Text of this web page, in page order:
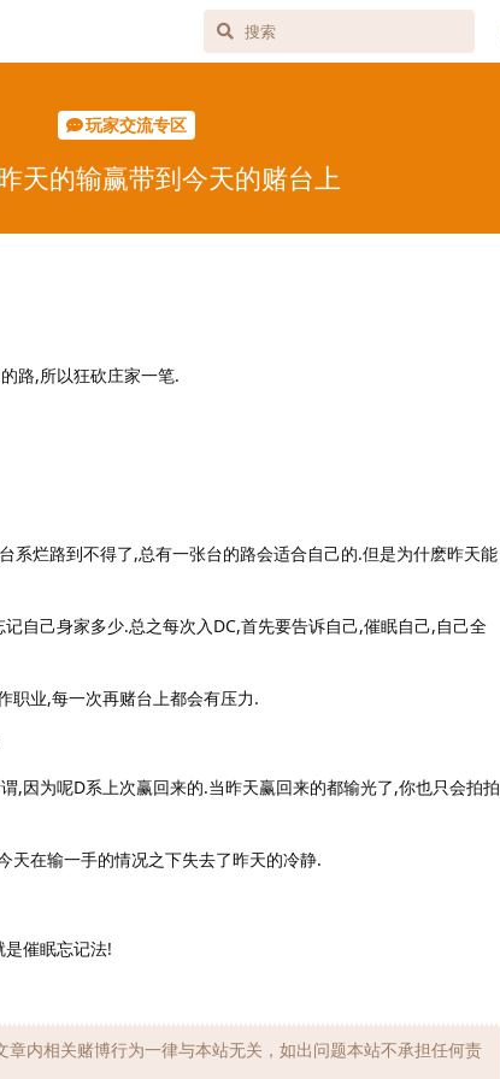
玩家交流专区
天的输赢带到今天的赌台上
路,所以狂砍庄家一笔.
系烂路到不得了,总有一张台的路会适合自己的.但是为什麽昨天能
自己身家多少.总之每次入DC,首先要告诉自己,催眠自己,自己全
职业,每一次再赌台上都会有压力.
,因为呢D系上次赢回来的.当昨天赢回来的都输光了,你也只会拍拍
天在输一手的情况之下失去了昨天的冷静.
催眠忘记法!
内相关赌博行为一律与本站无关，如出问题本站不承担任何责